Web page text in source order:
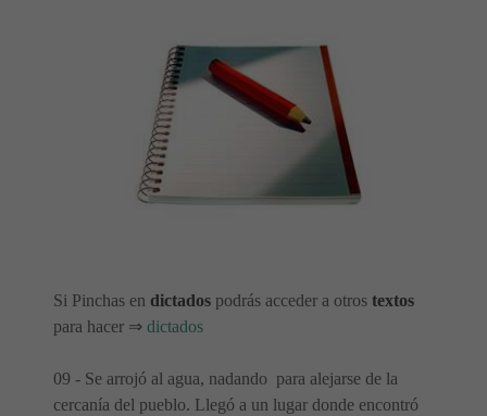
Si Pinchas en dictados podrás acceder a otros textos
para hacer ⇒ dictados
09 - Se arrojó al agua, nadando para alejarse de la
cercanía del pueblo. Llegó a un lugar donde encontró